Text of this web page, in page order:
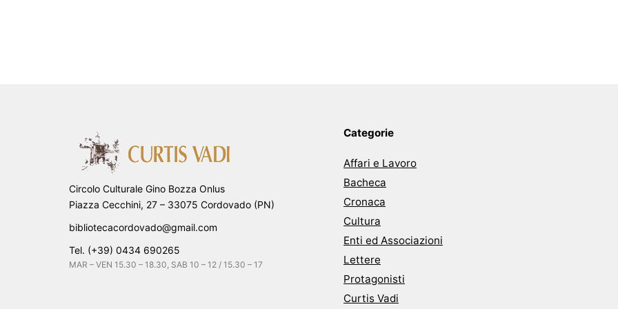
Circolo Culturale Gino Bozza Onlus
Piazza Cecchini, 27 – 33075 Cordovado (PN)
bibliotecacordovado@gmail.com
Tel. (+39) 0434 690265
MAR – VEN 15.30 – 18.30, SAB 10 – 12 / 15.30 – 17
Categorie
Affari e Lavoro
Bacheca
Cronaca
Cultura
Enti ed Associazioni
Lettere
Protagonisti
Curtis Vadi